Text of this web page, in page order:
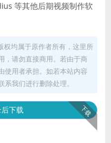
等其他后期视频制作软
均属于原作者所有，这里所
，请勿直接商用。若由于商
使用者承担。如若本站内容
我们进行删除处理。
下载
后下载